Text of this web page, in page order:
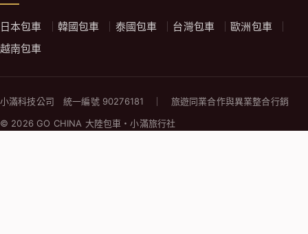
日本包車 韓國包車 泰國包車 台灣包車
歐洲包車
越南包車
小滿科技公司 統一編號 90276181 ｜ 旅遊同業合作與異業整合行銷
© 2026 GO CHINA 大陸包車・小滿旅行社